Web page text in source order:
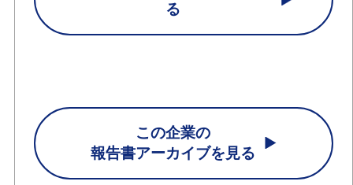
る
この企業の
報告書アーカイブを見る